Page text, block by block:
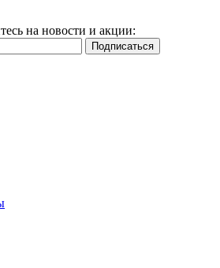
на новости и акции: